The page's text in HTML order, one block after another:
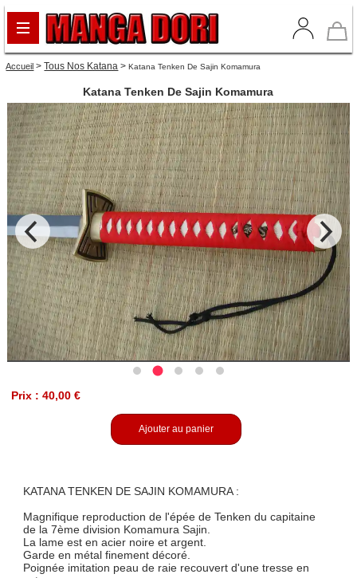
Accueil >Tous Nos Katana >Katana Tenken De Sajin Komamura
Katana Tenken De Sajin Komamura
Prix : 40,00 €
Ajouter au panier
KATANA TENKEN DE SAJIN KOMAMURA :
Magnifique reproduction de l'épée de Tenken du capitaine
de la 7ème division Komamura Sajin.
La lame est en acier noire et argent.
Garde en métal finement décoré.
Poignée imitation peau de raie recouvert d'une tresse en